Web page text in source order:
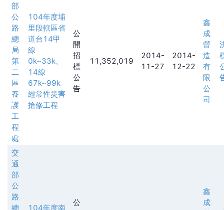
部
公
路
總
局
第
二
區
養
護
工
程
處
104年度埔
里段轄區省
道台14甲
線
0k~33k、
14線
67k~99k
經常性災害
搶修工程
公
開
招
標
公
告
11,352,019
2014-
11-27
2014-
12-22
鑫
成
營
造
有
限
公
司
交
通
部
公
路
總
104年度南
公
鑫
成